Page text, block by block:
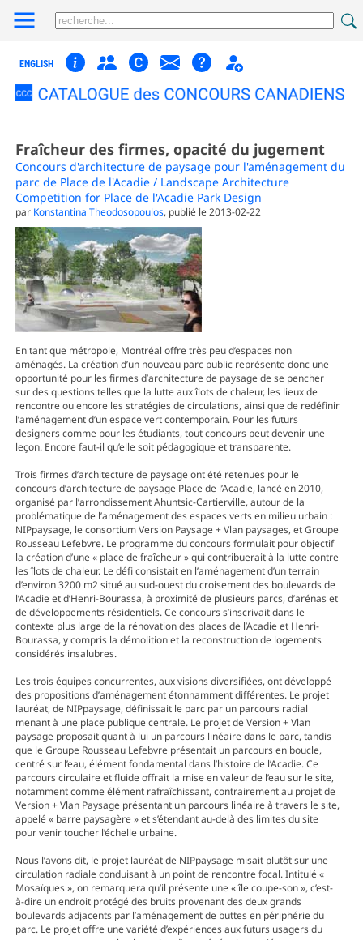
ENGLISH
Fraîcheur des firmes, opacité du jugement
Concours d'architecture de paysage pour l'aménagement du
parc de Place de l'Acadie / Landscape Architecture
Competition for Place de l'Acadie Park Design
par Konstantina Theodosopoulos, publié le 2013-02-22
En tant que métropole, Montréal offre très peu d’espaces non
aménagés. La création d’un nouveau parc public représente donc une
opportunité pour les firmes d’architecture de paysage de se pencher
sur des questions telles que la lutte aux îlots de chaleur, les lieux de
rencontre ou encore les stratégies de circulations, ainsi que de redéfinir
l’aménagement d’un espace vert contemporain. Pour les futurs
designers comme pour les étudiants, tout concours peut devenir une
leçon. Encore faut-il qu’elle soit pédagogique et transparente.
Trois firmes d’architecture de paysage ont été retenues pour le
concours d’architecture de paysage Place de l’Acadie, lancé en 2010,
organisé par l’arrondissement Ahuntsic-Cartierville, autour de la
problématique de l’aménagement des espaces verts en milieu urbain :
NIPpaysage, le consortium Version Paysage + Vlan paysages, et Groupe
Rousseau Lefebvre. Le programme du concours formulait pour objectif
la création d’une « place de fraîcheur » qui contribuerait à la lutte contre
les îlots de chaleur. Le défi consistait en l’aménagement d’un terrain
d’environ 3200 m2 situé au sud-ouest du croisement des boulevards de
l’Acadie et d’Henri-Bourassa, à proximité de plusieurs parcs, d’arénas et
de développements résidentiels. Ce concours s’inscrivait dans le
contexte plus large de la rénovation des places de l’Acadie et Henri-
Bourassa, y compris la démolition et la reconstruction de logements
considérés insalubres.
Les trois équipes concurrentes, aux visions diversifiées, ont développé
des propositions d’aménagement étonnamment différentes. Le projet
lauréat, de NIPpaysage, définissait le parc par un parcours radial
menant à une place publique centrale. Le projet de Version + Vlan
paysage proposait quant à lui un parcours linéaire dans le parc, tandis
que le Groupe Rousseau Lefebvre présentait un parcours en boucle,
centré sur l’eau, élément fondamental dans l’histoire de l’Acadie. Ce
parcours circulaire et fluide offrait la mise en valeur de l’eau sur le site,
notamment comme élément rafraîchissant, contrairement au projet de
Version + Vlan Paysage présentant un parcours linéaire à travers le site,
appelé « barre paysagère » et s’étendant au-delà des limites du site
pour venir toucher l’échelle urbaine.
Nous l’avons dit, le projet lauréat de NIPpaysage misait plutôt sur une
circulation radiale conduisant à un point de rencontre focal. Intitulé «
Mosaïques », on remarquera qu’il présente une « île coupe-son », c’est-
à-dire un endroit protégé des bruits provenant des deux grands
boulevards adjacents par l’aménagement de buttes en périphérie du
parc. Le projet offre une variété d’expériences aux futurs usagers du